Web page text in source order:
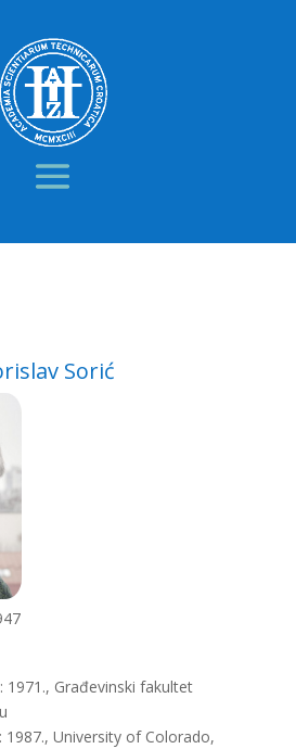
Sorić
1971., Građevinski fakultet
University of Colorado,